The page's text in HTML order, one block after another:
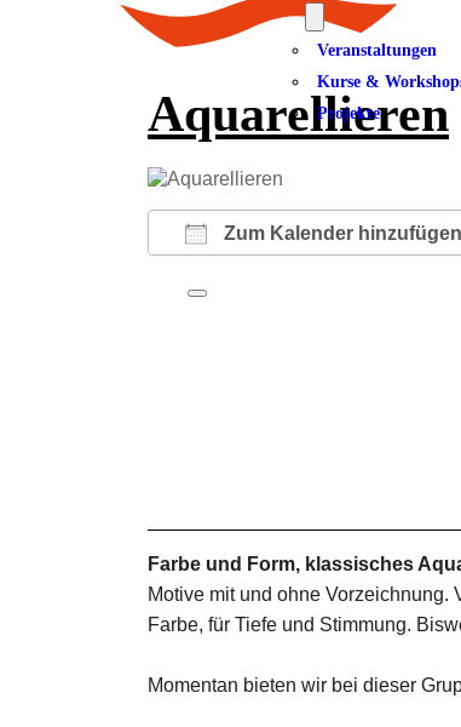
Veranstaltungen
Kurse &
Projekte
Aquarellieren
Zum Kalender hinzufügen
ICS herunterladen
Farbe und Form, klassisches
Motive mit und ohne Vorzeichnung.
Farbe, für Tiefe und Stimmung.
Momentan bieten wir bei dieser